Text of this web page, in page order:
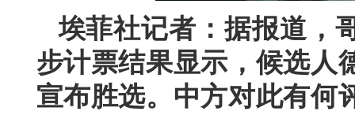
埃菲社记者：据报道，
步计票结果显示，候选人
宣布胜选。中方对此有何